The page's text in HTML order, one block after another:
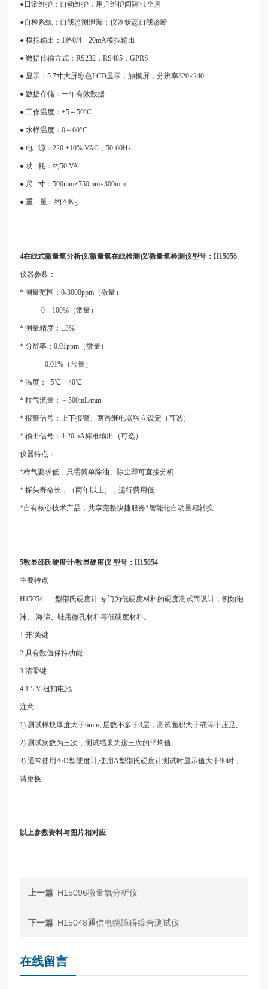
●日常维护：自动维护，用户维护间隔>1个月
●自检系统：自我监测泄漏；仪器状态自我诊断
● 模拟输出：1路0/4---20mA模拟输出
● 数据传输方式：RS232，RS485，GPRS
● 显示：5.7寸大屏彩色LCD显示，触摸屏，分辨率320×240
● 数据存储：一年有效数据
● 工作温度：+5～50°C
● 水样温度：0～60°C
● 电 源：220 ±10% VAC；50-60Hz
● 功 耗：约50 VA
● 尺 寸：500mm×750mm×300mm
● 重 量：约70Kg
4在线式微量氧分析仪/微量氧在线检测仪/微量氧检测仪型号：H15056
仪器参数：
* 测量范围：0-3000ppm（微量）
0—100%（常量）
* 测量精度：±3%
* 分辨率：0.01ppm（微量）
0.01%（常量）
* 温度： -5℃—40℃
* 样气流量：～500mL/min
* 报警信号：上下报警、两路继电器独立设定（可选）
* 输出信号：4-20mA标准输出（可选）
仪器特点：
*样气要求低，只需简单除油、除尘即可直接分析
* 探头寿命长，（两年以上），运行费用低
*自有核心技术产品，共享完整快捷服务*智能化自动量程转换
5数显邵氏硬度计/数显硬度仪 型号：H15054
主要特点
H15054 型邵氏硬度计:专门为低硬度材料的硬度测试而设计，例如泡
沫、 海绵、鞋用微孔材料等低硬度材料。
1.开/关键
2.具有数值保持功能
3.清零键
4.1.5 V 纽扣电池
注意：
1).测试样块厚度大于6mm, 层数不多于3层，测试面积大于或等于压足。
2).测试次数为三次，测试结果为这三次的平均值。
3).通常使用A/D型硬度计,使用A型邵氏硬度计测试时显示值大于90时，
请更换
以上参数资料与图片相对应
上一篇 H15096微量氧分析仪
下一篇 H15048通信电缆障碍综合测试仪
在线留言